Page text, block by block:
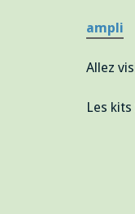
ampli
Allez
Les